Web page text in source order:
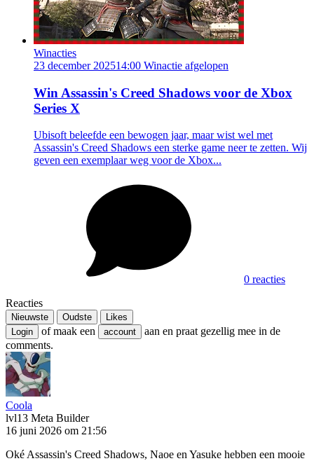
Winacties
23 december 202514:00 Winactie afgelopen
Win Assassin's Creed Shadows voor de Xbox
Series X
Ubisoft beleefde een bewogen jaar, maar wist wel met
Assassin's Creed Shadows een sterke game neer te zetten. Wij
geven een exemplaar weg voor de Xbox...
0 reacties
Reacties
Nieuwste Oudste
Likes
Login
of maak een account
aan en praat gezellig mee in de
comments.
Coola
lvl13 Meta Builder
16 juni 2026 om 21:56
Oké Assassin's Creed Shadows, Naoe en Yasuke hebben een mooie